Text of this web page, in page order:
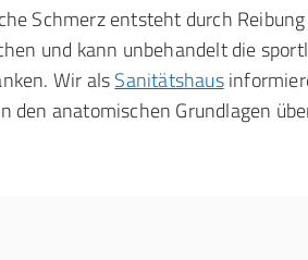
Schmerz entsteht durch Reibung
und kann unbehandelt die
Wir alsSanitätshaus
den anatomischen Grundlagen
für das Läuferknie und geben